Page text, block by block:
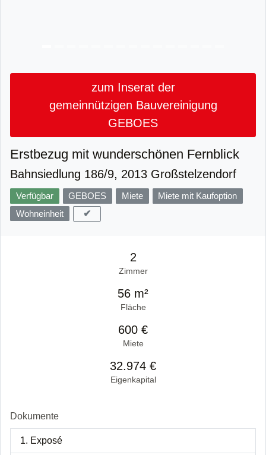
zum Inserat der
gemeinnützigen Bauvereinigung
GEBOES
Erstbezug mit wunderschönen Fernblick
Bahnsiedlung 186/9, 2013 Großstelzendorf
Verfügbar GEBOES Miete
Miete mit Kaufoption
Wohneinheit
✔
2
Zimmer
56 m²
Fläche
600 €
Miete
32.974 €
Eigenkapital
Dokumente
1. Exposé